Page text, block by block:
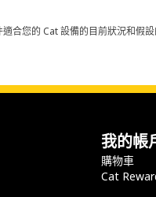
合您的 Cat 設備的目前狀況和假
我的帳
購物車
Cat